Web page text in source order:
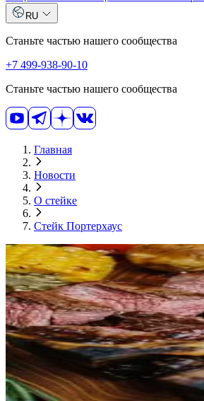
RU
Станьте частью нашего сообщества
+7 499-938-90-10
Станьте частью нашего сообщества
Главная
Новости
О стейке
Стейк Портерхаус